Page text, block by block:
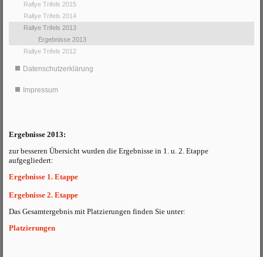
Rallye Trifels 2015
Rallye Trifels 2014
Rallye Trifels 2013
Ergebnisse 2013
Rallye Trifels 2012
Datenschutzerklärung
Impressum
Ergebnisse 2013:
zur besseren Übersicht wurden die Ergebnisse in 1. u. 2. Etappe
aufgegliedert:
Ergebnisse 1. Etappe
Ergebnisse 2. Etappe
Das Gesamtergebnis mit Platzierungen finden Sie unter:
Platzierungen